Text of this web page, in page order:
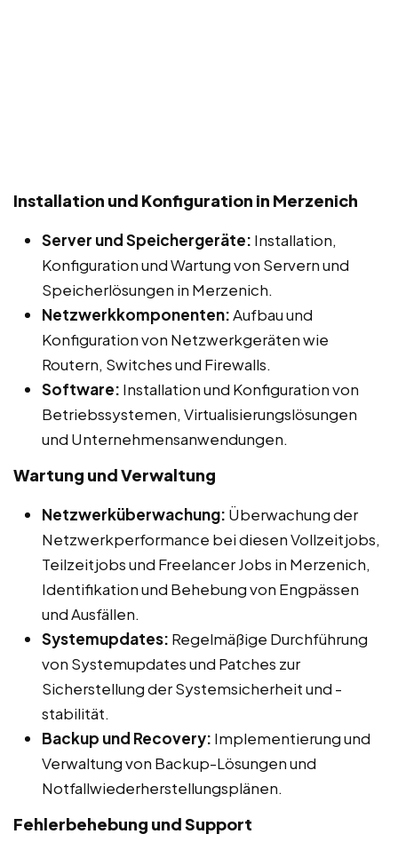
Installation und Konfiguration in Merzenich
Server und Speichergeräte: Installation,
Konfiguration und Wartung von Servern und
Speicherlösungen in Merzenich.
Netzwerkkomponenten:Aufbau und
Konfiguration von Netzwerkgeräten wie
Routern, Switches und Firewalls.
Software: Installation und Konfiguration von
Betriebssystemen, Virtualisierungslösungen
und Unternehmensanwendungen.
Wartung und Verwaltung
Netzwerküberwachung: Überwachung der
Netzwerkperformance bei diesen Vollzeitjobs,
Teilzeitjobs und Freelancer Jobs in Merzenich,
Identifikation und Behebung von Engpässen
und Ausfällen.
Systemupdates: Regelmäßige Durchführung
von Systemupdates und Patches zur
Sicherstellung der Systemsicherheit und -
stabilität.
Backup und Recovery: Implementierung und
Verwaltung von Backup-Lösungen und
Notfallwiederherstellungsplänen.
Fehlerbehebung und Support